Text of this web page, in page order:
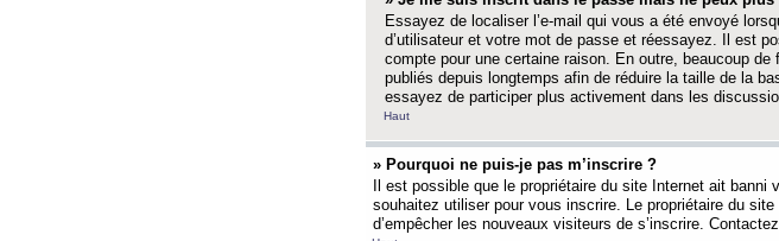
Essayez de localiser l’e-mail qui vous a été envoyé
d’utilisateur et votre mot de passe et réessayez. Il est
compte pour une certaine raison. En outre, beaucoup
publiés depuis longtemps afin de réduire la taille de la
essayez de participer plus activement dans les
Haut
» Pourquoi ne puis-je pas m’inscrire ?
Il est possible que le propriétaire du site Internet ait
souhaitez utiliser pour vous inscrire. Le propriétaire du
d’empêcher les nouveaux visiteurs de s’inscrire.